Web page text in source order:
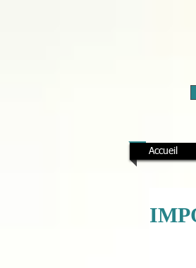
Accueil